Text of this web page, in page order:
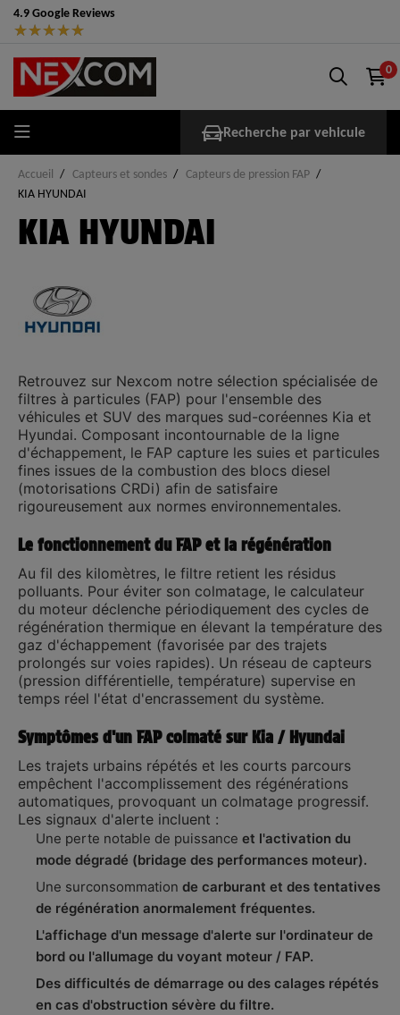
4.9 Google Reviews
★★★★★
0
Recherche par vehicule
Accueil Capteurs et sondes
Capteurs de pression FAP
KIA HYUNDAI
KIA HYUNDAI
Retrouvez sur Nexcom notre sélection spécialisée de
filtres à particules (FAP) pour l'ensemble des
véhicules et SUV des marques sud-coréennes Kia et
Hyundai. Composant incontournable de la ligne
d'échappement, le FAP capture les suies et particules
fines issues de la combustion des blocs diesel
(motorisations CRDi) afin de satisfaire
rigoureusement aux normes environnementales.
Le fonctionnement du FAP et la régénération
Au fil des kilomètres, le filtre retient les résidus
polluants. Pour éviter son colmatage, le calculateur
du moteur déclenche périodiquement des cycles de
régénération thermique en élevant la température des
gaz d'échappement (favorisée par des trajets
prolongés sur voies rapides). Un réseau de capteurs
(pression différentielle, température) supervise en
temps réel l'état d'encrassement du système.
Symptômes d'un FAP colmaté sur Kia / Hyundai
Les trajets urbains répétés et les courts parcours
empêchent l'accomplissement des régénérations
automatiques, provoquant un colmatage progressif.
Les signaux d'alerte incluent :
Une perte notable de puissance et l'activation du
mode dégradé (bridage des performances moteur).
Une surconsommation de carburant et des tentatives
de régénération anormalement fréquentes.
L'affichage d'un message d'alerte sur l'ordinateur de
bord ou l'allumage du voyant moteur / FAP.
Des difficultés de démarrage ou des calages répétés
en cas d'obstruction sévère du filtre.